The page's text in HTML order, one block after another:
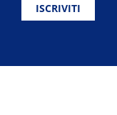
era:
ISCRIVITI